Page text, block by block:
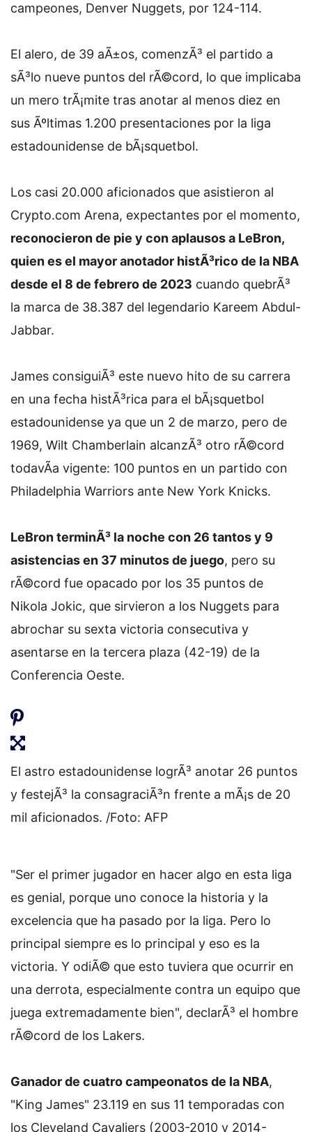
campeones, Denver Nuggets, por 124-114.
El alero, de 39 aÃ±os, comenzÃ³ el partido a
sÃ³lo nueve puntos del rÃ©cord, lo que implicaba
un mero trÃ¡mite tras anotar al menos diez en
sus Ãºltimas 1.200 presentaciones por la liga
estadounidense de bÃ¡squetbol.
Los casi 20.000 aficionados que asistieron al
Crypto.com Arena, expectantes por el momento,
reconocieron de pie y con aplausos a LeBron,
quien es el mayor anotador histÃ³rico de la NBA
desde el 8 de febrero de 2023 cuando quebrÃ³
la marca de 38.387 del legendario Kareem Abdul-
Jabbar.
James consiguiÃ³ este nuevo hito de su carrera
en una fecha histÃ³rica para el bÃ¡squetbol
estadounidense ya que un 2 de marzo, pero de
1969, Wilt Chamberlain alcanzÃ³ otro rÃ©cord
todavÃ­a vigente: 100 puntos en un partido con
Philadelphia Warriors ante New York Knicks.
LeBron terminÃ³ la noche con 26 tantos y 9
asistencias en 37 minutos de juego, pero su
rÃ©cord fue opacado por los 35 puntos de
Nikola Jokic, que sirvieron a los Nuggets para
abrochar su sexta victoria consecutiva y
asentarse en la tercera plaza (42-19) de la
Conferencia Oeste.
El astro estadounidense logrÃ³ anotar 26 puntos
y festejÃ³ la consagraciÃ³n frente a mÃ¡s de 20
mil aficionados. /Foto: AFP
"Ser el primer jugador en hacer algo en esta liga
es genial, porque uno conoce la historia y la
excelencia que ha pasado por la liga. Pero lo
principal siempre es lo principal y eso es la
victoria. Y odiÃ© que esto tuviera que ocurrir en
una derrota, especialmente contra un equipo que
juega extremadamente bien", declarÃ³ el hombre
rÃ©cord de los Lakers.
Ganador de cuatro campeonatos de la NBA,
"King James" 23.119 en sus 11 temporadas con
los Cleveland Cavaliers (2003-2010 y 2014-